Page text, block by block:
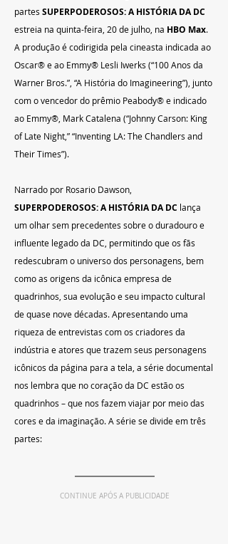
partes SUPERPODEROSOS: A HISTÓRIA DA DC
estreia na quinta-feira, 20 de julho, na HBO Max.
A produção é codirigida pela cineasta indicada ao
Oscar® e ao Emmy® Lesli Iwerks (“100 Anos da
Warner Bros.”, “A História do Imagineering”), junto
com o vencedor do prêmio Peabody® e indicado
ao Emmy®, Mark Catalena (“Johnny Carson: King
of Late Night,” “Inventing LA: The Chandlers and
Their Times”).
Narrado por Rosario Dawson,
SUPERPODEROSOS: A HISTÓRIA DA DC lança
um olhar sem precedentes sobre o duradouro e
influente legado da DC, permitindo que os fãs
redescubram o universo dos personagens, bem
como as origens da icônica empresa de
quadrinhos, sua evolução e seu impacto cultural
de quase nove décadas. Apresentando uma
riqueza de entrevistas com os criadores da
indústria e atores que trazem seus personagens
icônicos da página para a tela, a série documental
nos lembra que no coração da DC estão os
quadrinhos – que nos fazem viajar por meio das
cores e da imaginação. A série se divide em três
partes:
CONTINUE APÓS A PUBLICIDADE